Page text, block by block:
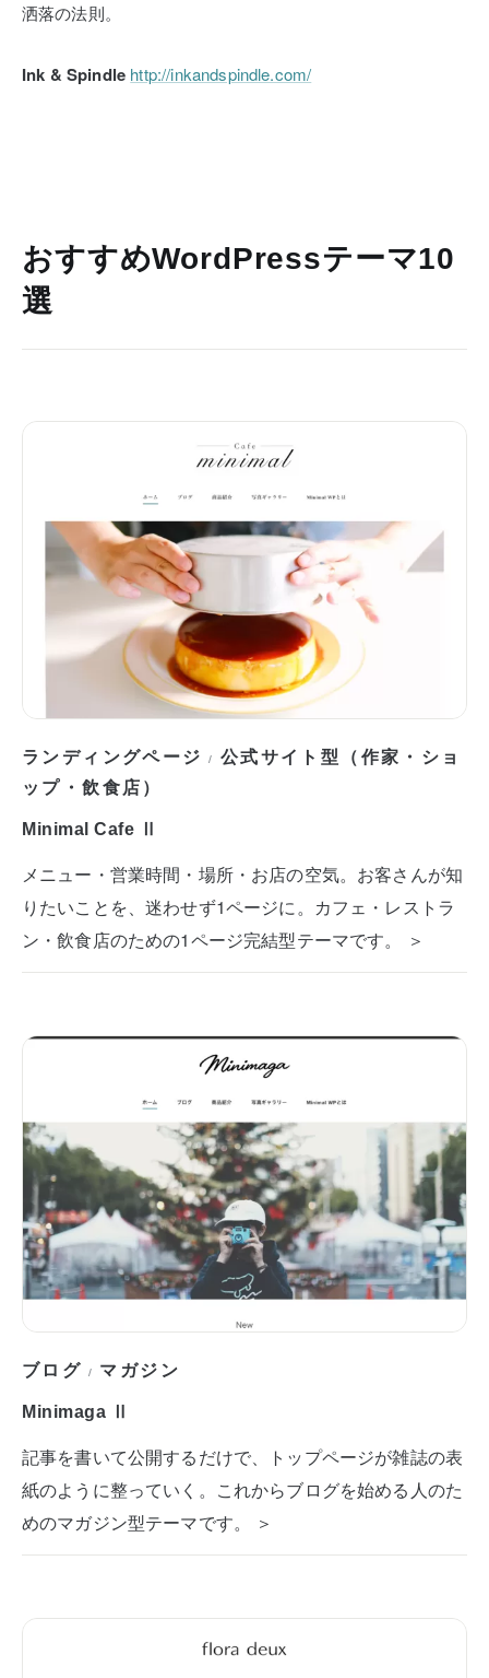
洒落の法則。
Ink & Spindle http://inkandspindle.com/
おすすめWordPressテーマ10
選
ランディングページ / 公式サイト型（作家・ショ
ップ・飲食店）
Minimal Cafe Ⅱ
メニュー・営業時間・場所・お店の空気。お客さんが知
りたいことを、迷わせず1ページに。カフェ・レストラ
ン・飲食店のための1ページ完結型テーマです。 ＞
ブログ / マガジン
Minimaga Ⅱ
記事を書いて公開するだけで、トップページが雑誌の表
紙のように整っていく。これからブログを始める人のた
めのマガジン型テーマです。 ＞